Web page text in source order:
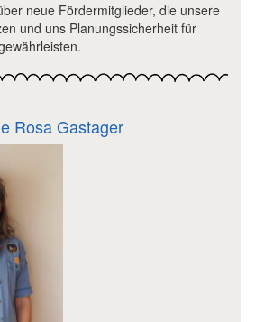
neue Fördermitglieder, die unsere
und uns Planungssicherheit für
Rosa Gastager